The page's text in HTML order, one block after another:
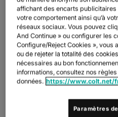
affichant des encarts
votre comportement ainsi qu’à
réseaux sociaux. Vous pouvez
And Continue » ou configurer les
Configure/Reject Cookies »,
ou de rejeter la totalité des
nécessaires au bon
informations, consultez nos
données. https://www.colt.net/
Paramètres